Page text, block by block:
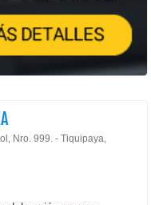
Nro. 999. - Tiquipaya,